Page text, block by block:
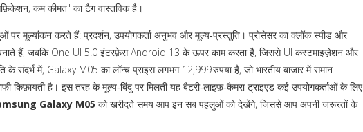
कम कीमत" का टैग वास्तविक है।
मूल्यांकन करते हैं: प्रदर्शन, उपयोगकर्ता अनुभव और मूल्य‑प्रस्तुति। प्रोसेसर का क्लॉक स्पीड और
बनाते हैं, जबकि One UI 5.0 इंटरफ़ेस Android 13 के ऊपर काम करता है, जिससे UI कस्टमाइज़ेशन और
के संदर्भ में, Galaxy M05 का लॉन्च प्राइस लगभग 12,999 रुपया है, जो भारतीय बाजार में समान
किफ़ायती है। इस तरह के मूल्य‑बिंदु पर मिलती यह बैटरी‑लाइफ़‑कैमरा ट्राइएड कई उपयोगकर्ताओं के लिए
Galaxy M05 को खरीदते समय आप इन सब पहलुओं को देखेंगे, जिससे आप अपनी जरूरतों के